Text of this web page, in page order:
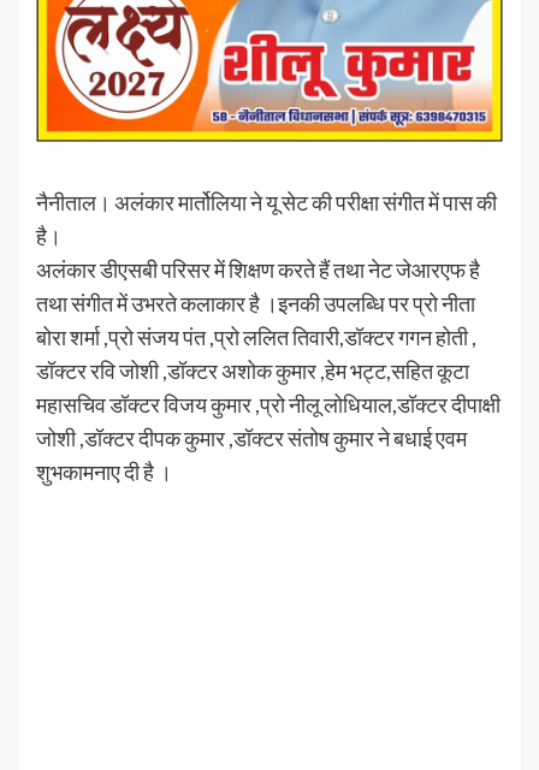
नैनीताल। अलंकार मार्तोलिया ने यू सेट की परीक्षा संगीत में पास की
है।
अलंकार डीएसबी परिसर में शिक्षण करते हैं तथा नेट जेआरएफ है
तथा संगीत में उभरते कलाकार है ।इनकी उपलब्धि पर प्रो नीता
बोरा शर्मा ,प्रो संजय पंत ,प्रो ललित तिवारी,डॉक्टर गगन होती ,
डॉक्टर रवि जोशी ,डॉक्टर अशोक कुमार ,हेम भट्ट,सहित कूटा
महासचिव डॉक्टर विजय कुमार ,प्रो नीलू लोधियाल,डॉक्टर दीपाक्षी
जोशी ,डॉक्टर दीपक कुमार ,डॉक्टर संतोष कुमार ने बधाई एवम
शुभकामनाए दी है ।